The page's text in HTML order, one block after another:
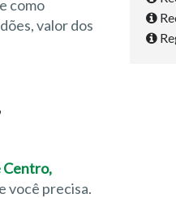
como
valor dos
Centro,
você precisa.